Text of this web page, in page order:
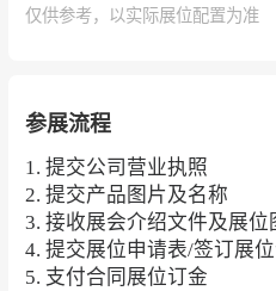
仅供参考，以实际展位配置为准
参展流程
1. 提交公司营业执照
2. 提交产品图片及名称
3. 接收展会介绍文件及展位
4. 提交展位申请表/签订展
5. 支付合同展位订金